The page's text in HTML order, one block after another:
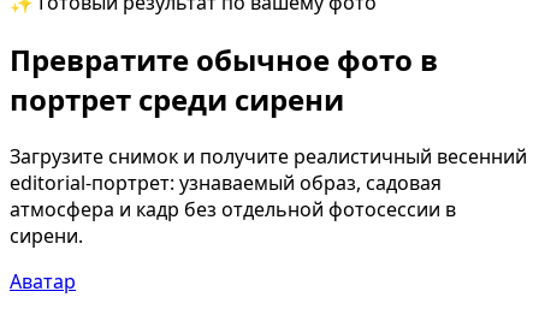
Превратите обычное фото в
портрет среди сирени
Загрузите снимок и получите реалистичный весенний
editorial-портрет: узнаваемый образ, садовая
атмосфера и кадр без отдельной фотосессии в
сирени.
Аватар